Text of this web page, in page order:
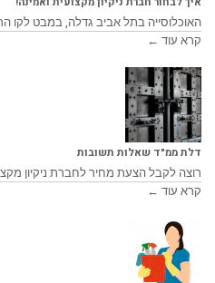
האוכלוסייה בתל אביב גדלה, במבט לקו
קרא עוד ←
דלת ממ"ד שאלות תשובות
רוצה לקבל הצעת מחיר לחברת ניקיון
קרא עוד ←